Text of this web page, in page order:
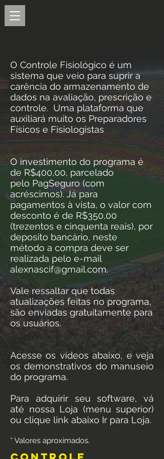
O Controle Fisiológico é um
sistema que veio para suprir a
carência do armazenamento de
dados na avaliação, prescrição e
controle. Uma plataforma que
auxiliará muito os Preparadores
Físicos e Fisiologistas
O investimento do programa é
de R$400,00, parcelado
pelo PagSeguro (com
acréscimos). Já para
pagamentos à vista, o valor com
desconto é de R$350,00
(trezentos e cinquenta reais), por
deposito bancário, neste
método a compra deve ser
realizada pelo e-mail
alexnascif@gmail.com.
Vale ressaltar que todas
atualizações feitas no programa,
são enviadas gratuitamente para
os usuários.
Acesse os vídeos abaixo, e veja
os demonstrativos do manuseio
do programa.
Para adquirir seu software, vá
até nossa Loja (menu superior)
ou clique link abaixo Ir para Loja.
* Valores aproximados.